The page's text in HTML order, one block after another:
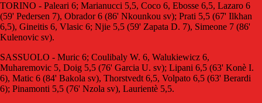
TORINO - Paleari 6; Marianucci 5,5, Coco 6, Ebosse 6,5, Lazaro 6
(59' Pedersen 7), Obrador 6 (86' Nkounkou sv); Prati 5,5 (67' Ilkhan
6,5), Gineitis 6, Vlasic 6; Njie 5,5 (59' Zapata D. 7), Simeone 7 (86'
Kulenovic sv).
SASSUOLO - Muric 6; Coulibaly W. 6, Walukiewicz 6,
Muharemovic 5, Doig 5,5 (76' Garcia U. sv); Lipani 6,5 (63' Konè I.
6), Matic 6 (84' Bakola sv), Thorstvedt 6,5, Volpato 6,5 (63' Berardi
6); Pinamonti 5,5 (76' Nzola sv), Laurientè 5,5.